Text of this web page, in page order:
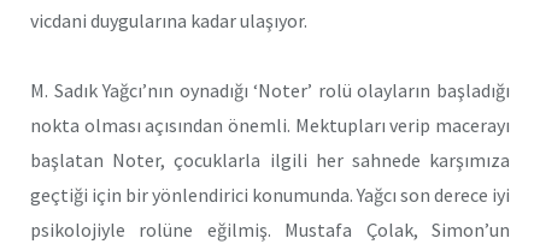
vicdani duygularına kadar ulaşıyor.
M. Sadık Yağcı’nın oynadığı ‘Noter’ rolü olayların başladığı
nokta olması açısından önemli. Mektupları verip macerayı
başlatan Noter, çocuklarla ilgili her sahnede karşımıza
geçtiği için bir yönlendirici konumunda. Yağcı son derece iyi
psikolojiyle rolüne eğilmiş. Mustafa Çolak, Simon’un